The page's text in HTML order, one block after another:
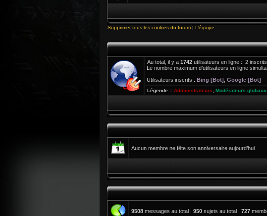
Supprimer tous les cookies du forum | L’équipe
Au total, il y a 1742 utilisateurs en ligne :: 2
Le nombre maximum d’utilisateurs en ligne
Utilisateurs inscrits : Bing [Bot] Google [Bot]
Légende :: Administrateurs Modérateurs globaux
Aucun membre ne fête son anniversaire aujourd’hui
9508 messages au total | 950 sujets au total | 727